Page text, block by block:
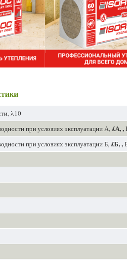
λ10
при условиях эксплуатации А, ʎА, ,
при условиях эксплуатации Б, ʎБ, ,